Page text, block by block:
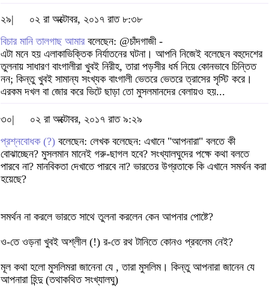
২৯|
০২ রা অক্টোবর, ২০১৭ রাত ৮:৩৮
বিচার মানি তালগাছ আমার বলেছেন: @চাঁদগাজী -
এটা মনে হয় এলাকাভিক্তিক নির্যাতনের ঘটনা। আপনি নিজেই বলেছেন বহুদেশের
তুলনায় সাধারণ বাংগালীরা খুবই নিরীহ, তারা পড়সীর ধর্ম নিয়ে কোনভাবে চিন্তিত
নন; কিন্তু খুবই সামান্য সংখ্যক বাংগালী ভেতরে ভেতরে ত্রাসের সৃস্টি করে।
এরকম দখল বা জোর করে ভিটে ছাড়া তো মুসলমানদের বেলায়ও হয়...
৩০|
০২ রা অক্টোবর, ২০১৭ রাত ৯:২৯
প্রশ্নবোধক (?) বলেছেন: লেখক বলেছেন: এখানে "আপনারা" বলতে কী
বোঝাচ্ছেন? মুসলমান মানেই গরু-ছাগল হবে? সংখ্যালঘুদের পক্ষে কথা বলতে
পারবে না? মানবিকতা দেখাতে পারবে না? ভারতের উগ্রতাকে কি এখানে সমর্থন করা
হয়েছে?
সমর্থন না করলে ভারতে সাথে তুলনা করলেন কেন আপনার পোষ্টে?
ও-তে ওড়না খুবই অশ্লীল (!) র-তে রথ টানিতে কোনও প্রবলেম নেই?
মূল কথা হলো মুসলিমরা জানেনা যে , তারা মুসলিম। কিন্তু আপনারা জানেন যে
আপনারা হিন্দু (তথাকথিত সংখ্যালঘু)